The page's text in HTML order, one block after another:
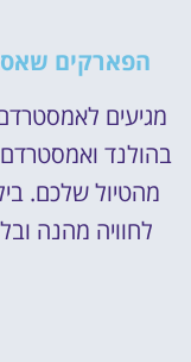
הפארקים
מגיעים
בהולנד
מהטיול שלכם.
לחוויה מהנה